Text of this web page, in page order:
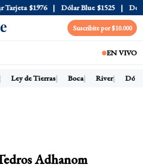
$1976 Dólar Blue $1525 Dólar
Suscribite por $10.000
EN VIVO
Ley de Tierras Boca River Dólar
Adhanom